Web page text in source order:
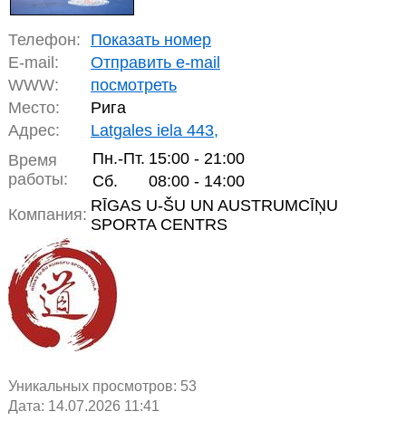
Телефон:
Показать номер
E-mail:
Отправить e-mail
WWW:
посмотреть
Место:
Рига
Адрес:
Latgales iela 443,
Время
работы:
Пн.-Пт. 15:00 - 21:00
Сб.
08:00 - 14:00
Компания: RĪGAS U-ŠU UN AUSTRUMCĪŅU
SPORTA CENTRS
Уникальных просмотров: 53
Дата: 14.07.2026 11:41